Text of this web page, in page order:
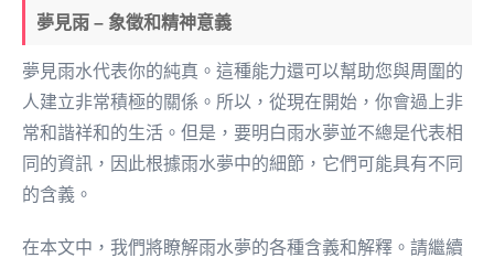
夢見雨 – 象徵和精神意義
夢見雨水代表你的純真。這種能力還可以幫助您與周圍的
人建立非常積極的關係。所以，從現在開始，你會過上非
常和諧祥和的生活。但是，要明白雨水夢並不總是代表相
同的資訊，因此根據雨水夢中的細節，它們可能具有不同
的含義。
在本文中，我們將瞭解雨水夢的各種含義和解釋。請繼續